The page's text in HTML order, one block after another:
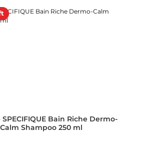
SPECIFIQUE Bain Riche Dermo-
Calm Shampoo 250 ml